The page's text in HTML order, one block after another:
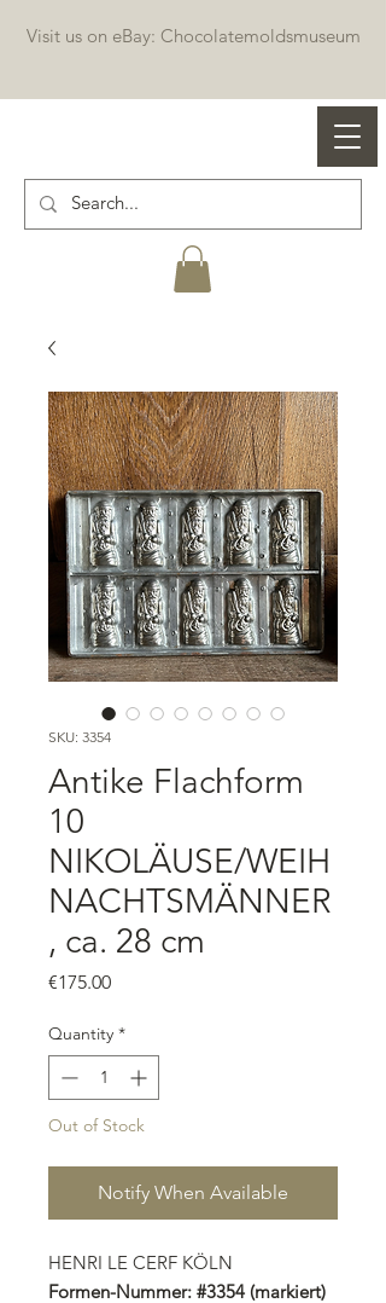
Professional chocolate molds
Visit us on eBay: Chocolatemoldsmuseum
SKU: 3354
Antike Flachform
10
NIKOLÄUSE/WEIH
NACHTSMÄNNER
, ca. 28 cm
€175.00Price
Quantity *
Out of Stock
Notify When Available
HENRI LE CERF KÖLN
Formen-Nummer: #3354 (markiert)